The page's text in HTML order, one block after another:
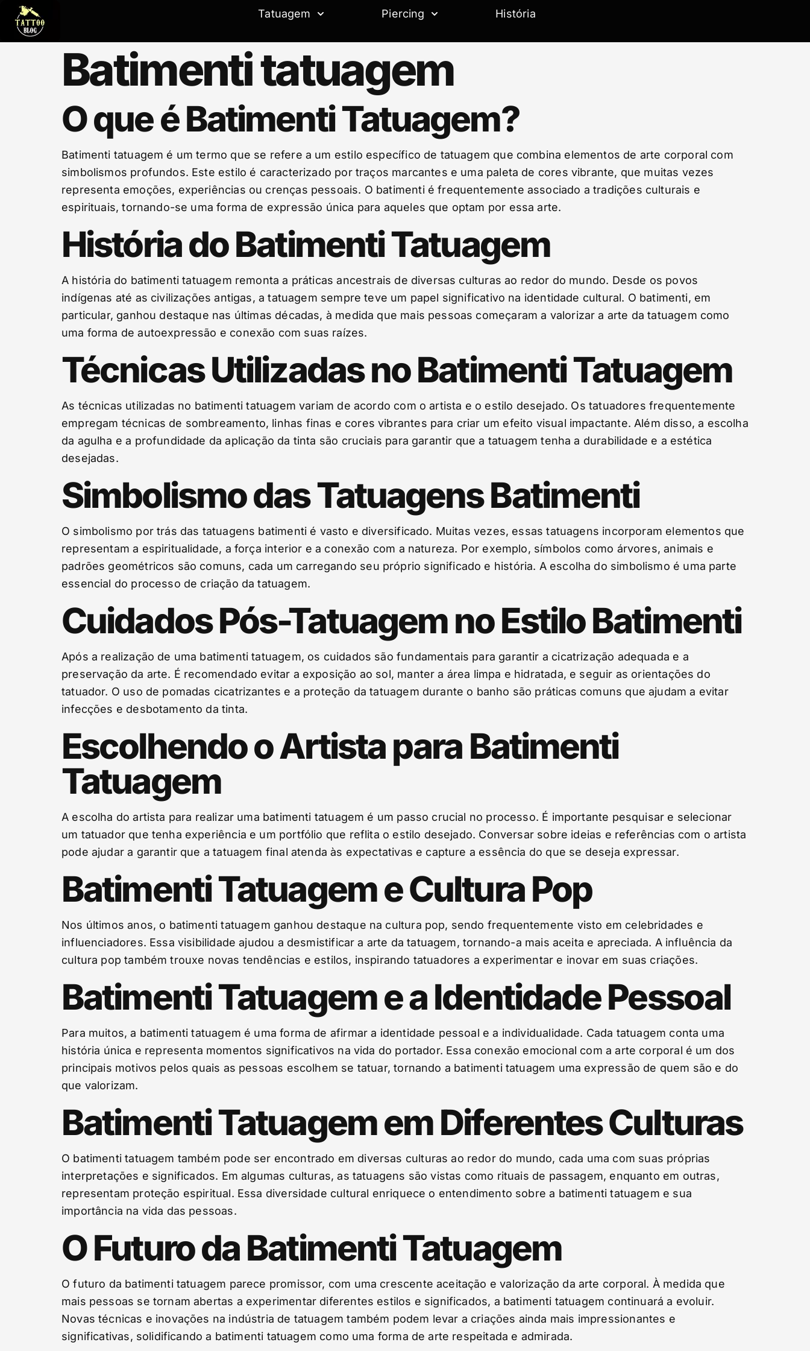
Tatuagem Piercing História
Batimenti tatuagem
O que é Batimenti Tatuagem?
Batimenti tatuagem é um termo que se refere a um estilo específico de tatuagem que combina elementos de arte corporal com
simbolismos profundos. Este estilo é caracterizado por traços marcantes e uma paleta de cores vibrante, que muitas vezes
representa emoções, experiências ou crenças pessoais. O batimenti é frequentemente associado a tradições culturais e
espirituais, tornando-se uma forma de expressão única para aqueles que optam por essa arte.
História do Batimenti Tatuagem
A história do batimenti tatuagem remonta a práticas ancestrais de diversas culturas ao redor do mundo. Desde os povos
indígenas até as civilizações antigas, a tatuagem sempre teve um papel significativo na identidade cultural. O batimenti, em
particular, ganhou destaque nas últimas décadas, à medida que mais pessoas começaram a valorizar a arte da tatuagem como
uma forma de autoexpressão e conexão com suas raízes.
Técnicas Utilizadas no Batimenti Tatuagem
As técnicas utilizadas no batimenti tatuagem variam de acordo com o artista e o estilo desejado. Os tatuadores frequentemente
empregam técnicas de sombreamento, linhas finas e cores vibrantes para criar um efeito visual impactante. Além disso, a escolha
da agulha e a profundidade da aplicação da tinta são cruciais para garantir que a tatuagem tenha a durabilidade e a estética
desejadas.
Simbolismo das Tatuagens Batimenti
O simbolismo por trás das tatuagens batimenti é vasto e diversificado. Muitas vezes, essas tatuagens incorporam elementos que
representam a espiritualidade, a força interior e a conexão com a natureza. Por exemplo, símbolos como árvores, animais e
padrões geométricos são comuns, cada um carregando seu próprio significado e história. A escolha do simbolismo é uma parte
essencial do processo de criação da tatuagem.
Cuidados Pós-Tatuagem no Estilo Batimenti
Após a realização de uma batimenti tatuagem, os cuidados são fundamentais para garantir a cicatrização adequada e a
preservação da arte. É recomendado evitar a exposição ao sol, manter a área limpa e hidratada, e seguir as orientações do
tatuador. O uso de pomadas cicatrizantes e a proteção da tatuagem durante o banho são práticas comuns que ajudam a evitar
infecções e desbotamento da tinta.
Escolhendo o Artista para Batimenti
Tatuagem
A escolha do artista para realizar uma batimenti tatuagem é um passo crucial no processo. É importante pesquisar e selecionar
um tatuador que tenha experiência e um portfólio que reflita o estilo desejado. Conversar sobre ideias e referências com o artista
pode ajudar a garantir que a tatuagem final atenda às expectativas e capture a essência do que se deseja expressar.
Batimenti Tatuagem e Cultura Pop
Nos últimos anos, o batimenti tatuagem ganhou destaque na cultura pop, sendo frequentemente visto em celebridades e
influenciadores. Essa visibilidade ajudou a desmistificar a arte da tatuagem, tornando-a mais aceita e apreciada. A influência da
cultura pop também trouxe novas tendências e estilos, inspirando tatuadores a experimentar e inovar em suas criações.
Batimenti Tatuagem e a Identidade Pessoal
Para muitos, a batimenti tatuagem é uma forma de afirmar a identidade pessoal e a individualidade. Cada tatuagem conta uma
história única e representa momentos significativos na vida do portador. Essa conexão emocional com a arte corporal é um dos
principais motivos pelos quais as pessoas escolhem se tatuar, tornando a batimenti tatuagem uma expressão de quem são e do
que valorizam.
Batimenti Tatuagem em Diferentes Culturas
O batimenti tatuagem também pode ser encontrado em diversas culturas ao redor do mundo, cada uma com suas próprias
interpretações e significados. Em algumas culturas, as tatuagens são vistas como rituais de passagem, enquanto em outras,
representam proteção espiritual. Essa diversidade cultural enriquece o entendimento sobre a batimenti tatuagem e sua
importância na vida das pessoas.
O Futuro da Batimenti Tatuagem
O futuro da batimenti tatuagem parece promissor, com uma crescente aceitação e valorização da arte corporal. À medida que
mais pessoas se tornam abertas a experimentar diferentes estilos e significados, a batimenti tatuagem continuará a evoluir.
Novas técnicas e inovações na indústria de tatuagem também podem levar a criações ainda mais impressionantes e
significativas, solidificando a batimenti tatuagem como uma forma de arte respeitada e admirada.